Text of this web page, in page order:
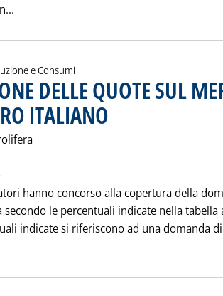
e Consumi
DELLE QUOTE SUL
ITALIANO
hanno concorso alla copertura della
le percentuali indicate nella tabella
indicate si riferiscono ad una domanda